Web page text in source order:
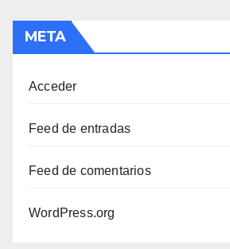
META
Acceder
Feed de entradas
Feed de comentarios
WordPress.org